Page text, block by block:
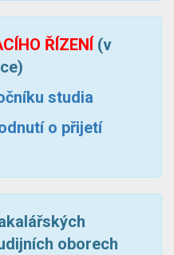
ŘÍZENÍ (v
studia
o přijetí
oborech